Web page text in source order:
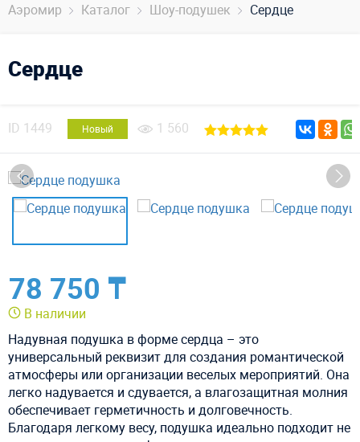
Аэромир Каталог Шоу-подушек Сердце
Сердце
ID 1449 Новый 1 560
78 750 ₸
В наличии
Надувная подушка в форме сердца – это
универсальный реквизит для создания романтической
атмосферы или организации веселых мероприятий. Она
легко надувается и сдувается, а влагозащитная молния
обеспечивает герметичность и долговечность.
Благодаря легкому весу, подушка идеально подходит не